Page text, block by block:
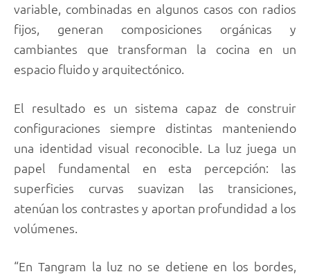
variable, combinadas en algunos casos con radios
fijos, generan composiciones orgánicas y
cambiantes que transforman la cocina en un
espacio fluido y arquitectónico.
El resultado es un sistema capaz de construir
configuraciones siempre distintas manteniendo
una identidad visual reconocible. La luz juega un
papel fundamental en esta percepción: las
superficies curvas suavizan las transiciones,
atenúan los contrastes y aportan profundidad a los
volúmenes.
“En Tangram la luz no se detiene en los bordes,